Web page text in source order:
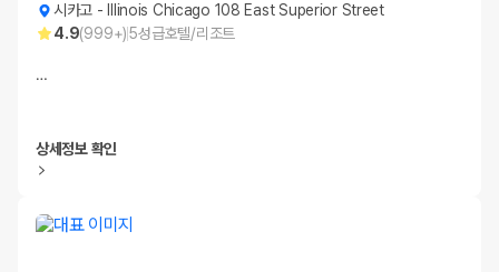
시카고 -
Illinois Chicago 108 East Superior Street
4.9(999+)5성급호텔/리조트
…
상세정보 확인